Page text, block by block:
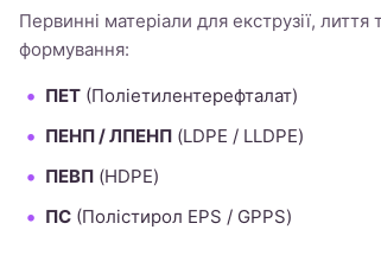
Первинні матеріали для екструзії, лиття
формування:
ПЕТ (Поліетилентерефталат)
ПЕНП / ЛПЕНП (LDPE / LLDPE)
ПЕВП (HDPE)
ПС (Полістирол EPS / GPPS)